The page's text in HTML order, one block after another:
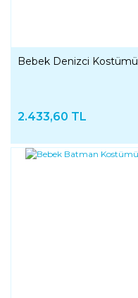
Bebek Denizci Kostümü
2.433,60 TL